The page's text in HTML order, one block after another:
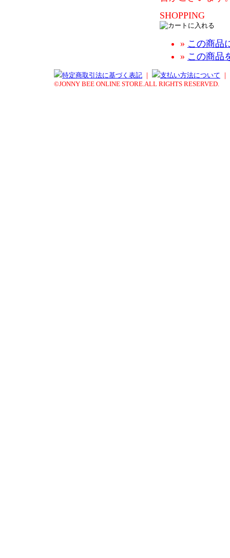
SHOPPING
» この商品
» この商品
特定商取引法に基づく表記 ｜ 支払い方法について ｜
©JONNY BEE ONLINE STORE.ALL RIGHTS RESERVED.